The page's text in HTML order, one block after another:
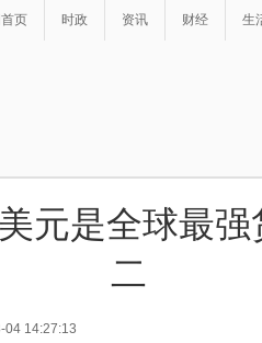
页 时政 资讯 财经 生
元是全球最
二
04 14:27:13